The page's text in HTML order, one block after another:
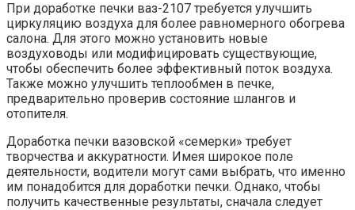
При доработке печки ваз-2107 требуется улучшить
циркуляцию воздуха для более равномерного обогрева
салона. Для этого можно установить новые
воздуховоды или модифицировать существующие,
чтобы обеспечить более эффективный поток воздуха.
Также можно улучшить теплообмен в печке,
предварительно проверив состояние шлангов и
отопителя.
Доработка печки вазовской «семерки» требует
творчества и аккуратности. Имея широкое поле
деятельности, водители могут сами выбрать, что именно
им понадобится для доработки печки. Однако, чтобы
получить качественные результаты, сначала следует